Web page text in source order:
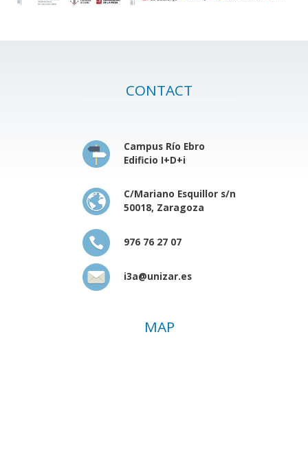
CONTACT
Campus Río Ebro
Edificio I+D+i
C/Mariano Esquillor s/n
50018, Zaragoza
976 76 27 07
i3a@unizar.es
MAP